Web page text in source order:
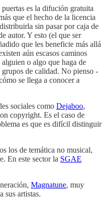
es la difución gratuita
que el hecho de la licencia
sin pasar por caja de
autor. Y esto (el que ser
que les beneficie más allá
aún escasos caminos
o algo que haga de
de calidad. No pienso -
se llega a conocer a
sociales como Dejaboo,
copyright. Es el caso de
es que es difícil distinguir
los de temática no musical,
En este sector la SGAE
Magnatune, muy
sus artistas.